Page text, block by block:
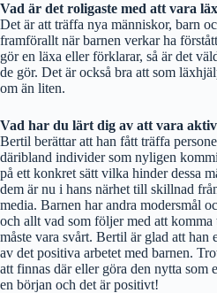
Vad är det roligaste med att vara
Det är att träffa nya människor, barn
framförallt när barnen verkar ha
gör en läxa eller förklarar, så är det
de gör. Det är också bra att som
om än liten.
Vad har du lärt dig av att vara
Bertil berättar att han fått träffa
däribland individer som nyligen
på ett konkret sätt vilka hinder dessa
dem är nu i hans närhet till skillnad
media. Barnen har andra modersmål
och allt vad som följer med att
måste vara svårt. Bertil är glad att han
av det positiva arbetet med barnen.
att finnas där eller göra den nytta som
en början och det är positivt!